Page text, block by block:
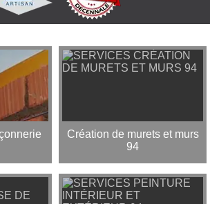
Création de murets et murs
94